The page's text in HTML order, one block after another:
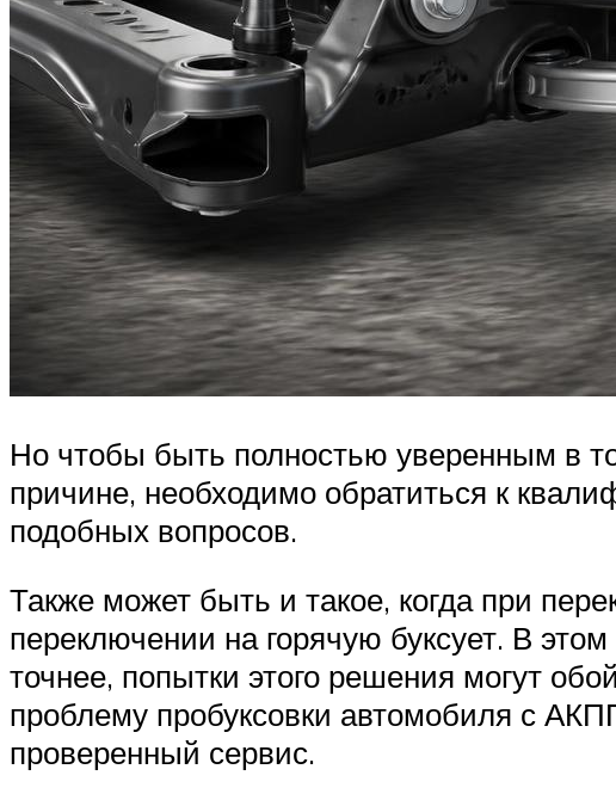
Но чтобы быть полностью уверенным в
причине, необходимо обратиться к
подобных вопросов.
Также может быть и такое, когда при
переключении на горячую буксует. В
точнее, попытки этого решения могут
проблему пробуксовки автомобиля с
проверенный сервис.